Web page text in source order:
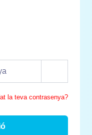
la teva contrasenya?